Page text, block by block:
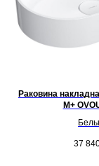
Раковина
M+
37